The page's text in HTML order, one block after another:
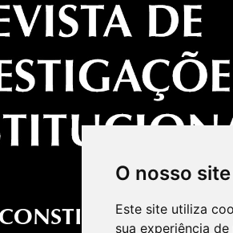
O nosso
Este site utiliza
sua experiência